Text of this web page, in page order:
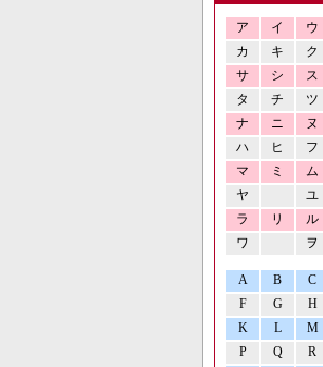
ア イ ウ
カ
キ ク
サ
シ ス
タ
チ ツ
ナ
ニ ヌ
ハ
ヒ フ
マ
ミ ム
ヤ
ユ
ラ
リ ル
ワ
ヲ
A B C
F
G H
K
L M
P
Q R